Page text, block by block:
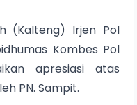
(Kalteng) Irjen Pol
Kombes Pol
apresiasi atas
PN. Sampit.